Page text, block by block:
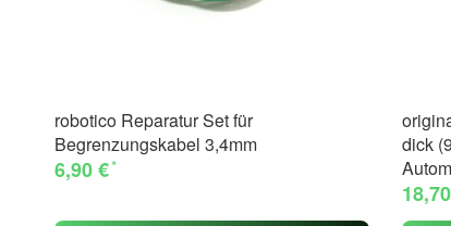
robotico Reparatur Set für
Begrenzungskabel 3,4mm
6,90 €*
dick